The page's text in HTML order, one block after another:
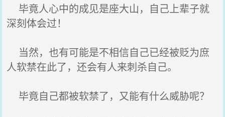
毕竟人心中的成见是座大山，自己上辈子就
深刻体会过！
当然，也有可能是不相信自己已经被贬为庶
人软禁在此了，还会有人来刺杀自己。
毕竟自己都被软禁了，又能有什么威胁呢？